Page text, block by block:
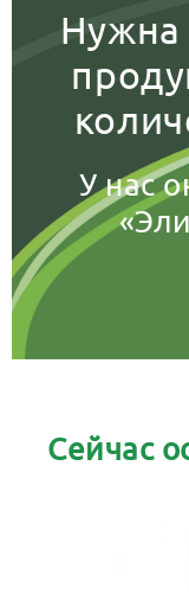
Нужна
У нас
Сейчас